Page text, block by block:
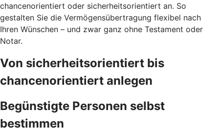
chancenorientiert oder sicherheitsorientiert an. So
gestalten Sie die Vermögensübertragung flexibel nach
Ihren Wünschen – und zwar ganz ohne Testament oder
Notar.
Von sicherheitsorientiert bis
chancenorientiert anlegen
Begünstigte Personen selbst
bestimmen